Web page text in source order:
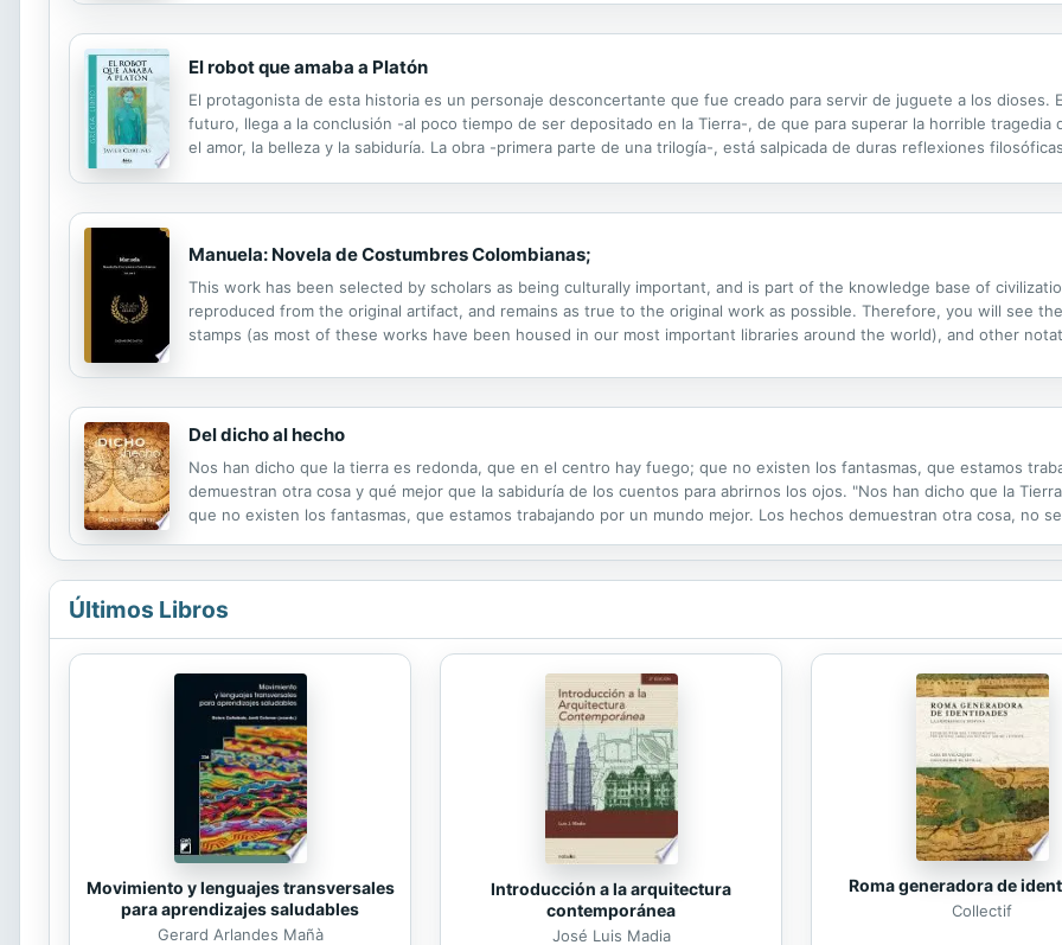
El robot que amaba a Platón
El protagonista de esta historia es un personaje desconcertante que fue creado para servir de juguete a los dioses.
futuro, llega a la conclusión -al poco tiempo de ser depositado en la Tierra-, de que para superar la horrible
el amor, la belleza y la sabiduría. La obra -primera parte de una trilogía-, está salpicada de duras reflexiones
Manuela: Novela de Costumbres Colombianas;
This work has been selected by scholars as being culturally important, and is part of the knowledge base of
reproduced from the original artifact, and remains as true to the original work as possible. Therefore, you will see
stamps (as most of these works have been housed in our most important libraries around the world), and other
Del dicho al hecho
Nos han dicho que la tierra es redonda, que en el centro hay fuego; que no existen los fantasmas, que estamos
demuestran otra cosa y qué mejor que la sabiduría de los cuentos para abrirnos los ojos. "Nos han dicho que la
que no existen los fantasmas, que estamos trabajando por un mundo mejor. Los hechos demuestran otra cosa, no
Últimos Libros
Movimiento y lenguajes transversales
para aprendizajes saludables
Gerard Arlandes Mañà
Introducción a la arquitectura
contemporánea
José Luis Madia
Roma generadora de
Collectif